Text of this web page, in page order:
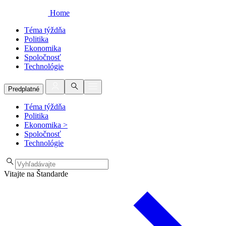
Home
Téma týždňa
Politika
Ekonomika
Spoločnosť
Technológie
Predplatné
Téma týždňa
Politika
Ekonomika >
Spoločnosť
Technológie
Vitajte na Štandarde